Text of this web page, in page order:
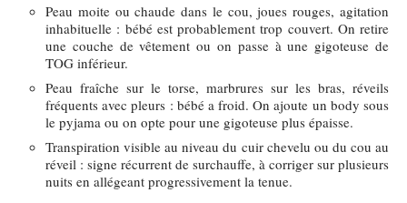
Peau moite ou chaude dans le cou, joues rouges, agitation
inhabituelle : bébé est probablement trop couvert. On retire
une couche de vêtement ou on passe à une gigoteuse de
TOG inférieur.
Peau fraîche sur le torse, marbrures sur les bras, réveils
fréquents avec pleurs : bébé a froid. On ajoute un body sous
le pyjama ou on opte pour une gigoteuse plus épaisse.
Transpiration visible au niveau du cuir chevelu ou du cou au
réveil : signe récurrent de surchauffe, à corriger sur plusieurs
nuits en allégeant progressivement la tenue.